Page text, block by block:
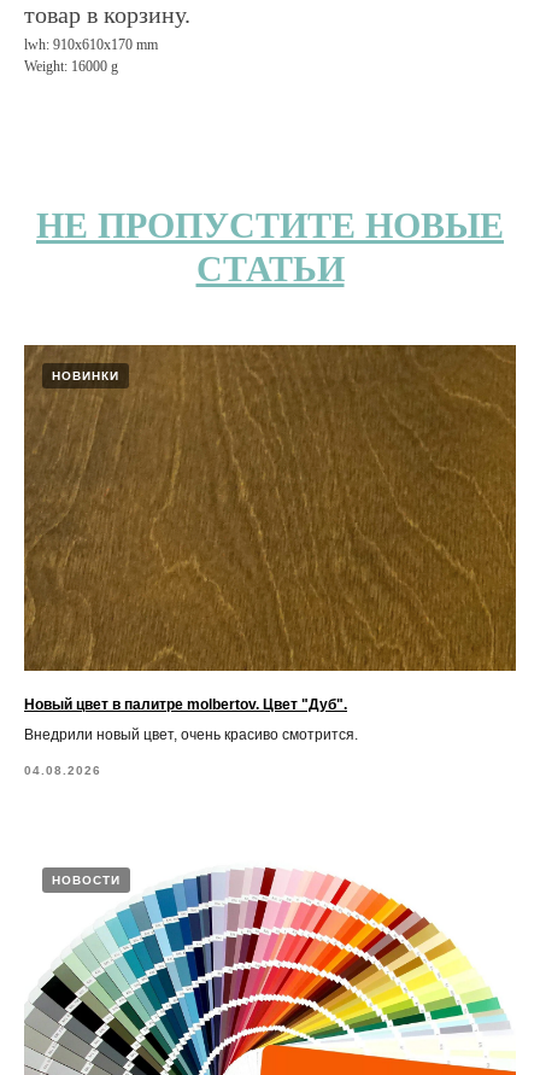
товар в корзину.
lwh: 910x610x170 mm
Weight: 16000 g
НЕ ПРОПУСТИТЕ НОВЫЕ
СТАТЬИ
НОВИНКИ
Новый цвет в палитре molbertov. Цвет "Дуб".
Внедрили новый цвет, очень красиво смотрится.
04.08.2026
НОВОСТИ